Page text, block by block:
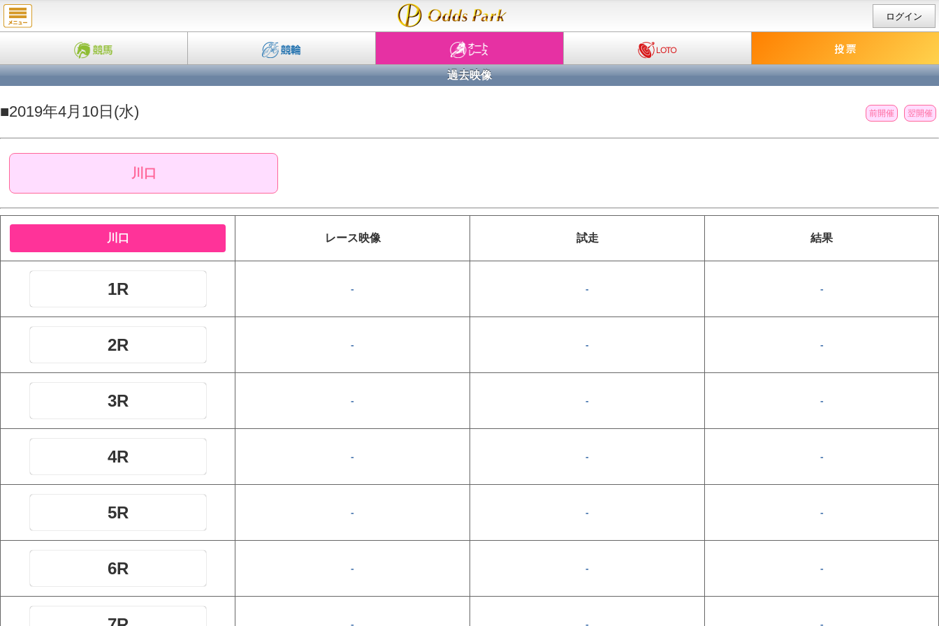
ログイン
過去映像
■2019年4月10日(水) 前開催 翌開催
川口
川口 レース映像 試走 結果
1R - - -
2R - - -
3R - - -
4R - - -
5R - - -
6R - - -